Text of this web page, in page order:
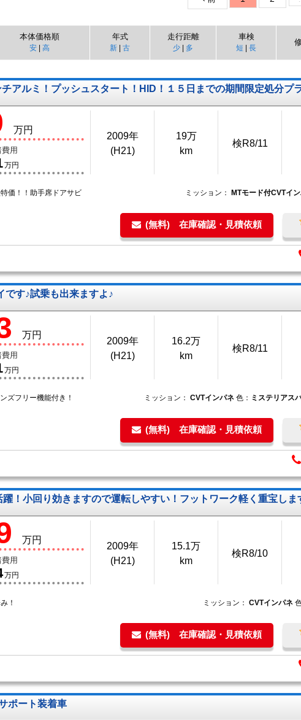
本体価格順
安| 高
年式
新 古
走行距離
少 多
車検
短 長
アルミ！プッシュスタート！HID！１５日までの期間限定処分プ
万円
費用
万円
2009年
(H21)
19万
km
検R8/11
価！！助手席ドアサビ
ミッション： MTモード付CVTイ
(無料) 在庫確認・見積依頼
す♪試乗も出来ますよ♪
万円
費用
万円
2009年
(H21)
16.2万
km
検R8/11
ズフリー機能付き！ ミッション： CVTインパネ 色： ミステリアス
(無料) 在庫確認・見積依頼
！小回り効きますので運転しやすい！フットワーク軽く重宝しま
万円
費用
万円
2009年
(H21)
15.1万
km
検R8/10
！ ミッション： CVTインパネ
(無料) 在庫確認・見積依頼
ポート装着車